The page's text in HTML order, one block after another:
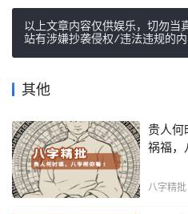
以上文章内容仅供娱乐，切勿当
站有涉嫌抄袭侵权/违法违规的
其他
贵人何
祸福，
八字精批